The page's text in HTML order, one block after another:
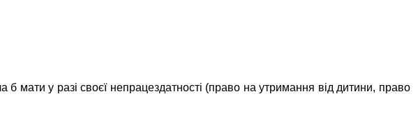
мати у разі своєї непрацездатності (право на утримання від дитини, право